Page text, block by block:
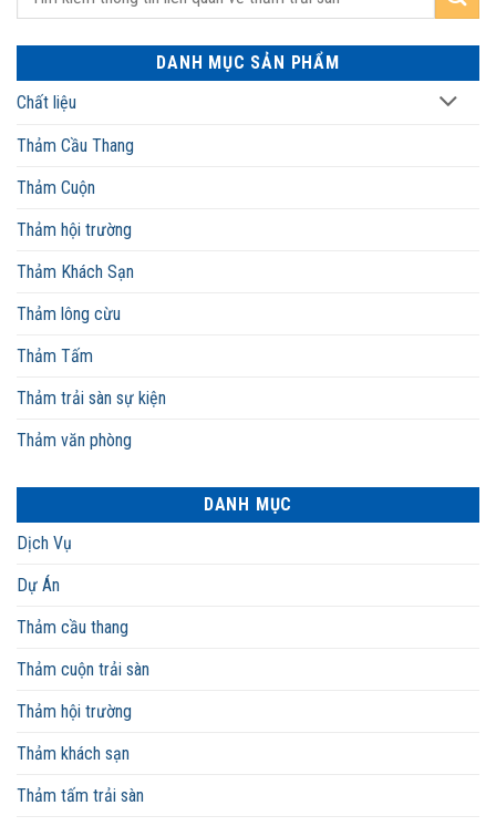
DANH MỤC SẢN PHẨM
Chất liệu
Thảm Cầu Thang
Thảm Cuộn
Thảm hội trường
Thảm Khách Sạn
Thảm lông cừu
Thảm Tấm
Thảm trải sàn sự kiện
Thảm văn phòng
DANH MỤC
Dịch Vụ
Dự Án
Thảm cầu thang
Thảm cuộn trải sàn
Thảm hội trường
Thảm khách sạn
Thảm tấm trải sàn